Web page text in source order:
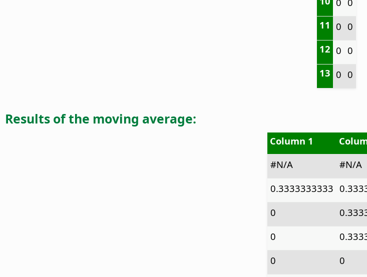
11 0 0
12 0 0
13 0 0
Results of the moving average:
Column 1
#N/A
#N/A
0.3333333333
0
0
0
0